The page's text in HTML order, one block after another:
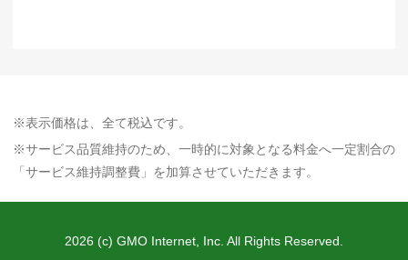
※表示価格は、全て税込です。
※サービス品質維持のため、一時的に対象となる料金へ一定割合の
「サービス維持調整費」を加算させていただきます。
2026 (c) GMO Internet, Inc. All Rights Reserved.